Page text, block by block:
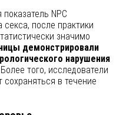
NPC
после практики
значимо
демонстрировали
нарушения
того, исследователи
в течение